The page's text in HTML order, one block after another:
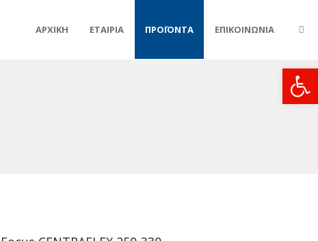
ΑΡΧΙΚΗ ΕΤΑΙΡΙΑ ΠΡΟΪΟΝΤΑ ΕΠΙΚΟΙΝΩΝΙΑ